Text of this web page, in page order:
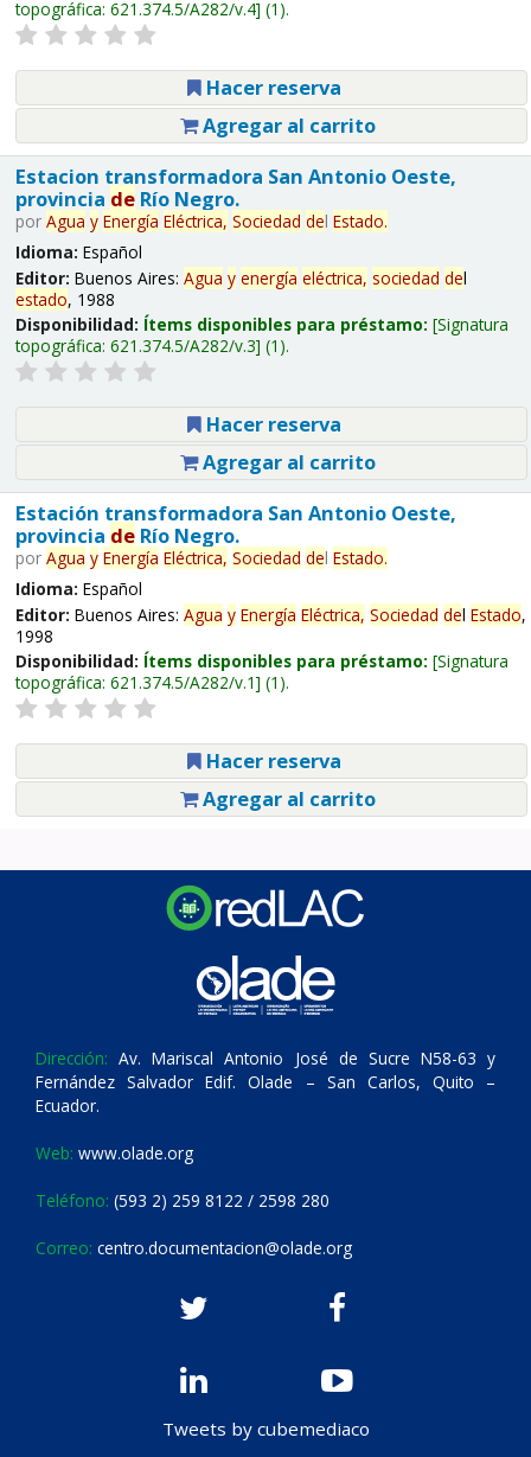
topográfica: 621.374.5/A282/v.4 (1).
Hacer reserva
Agregar al carrito
Estacion transformadora San Antonio Oeste,
provincia deRío Negro.
por Agua y Energía Eléctrica, Sociedad del Estado.
Idioma: Español
Editor: Buenos Aires: Agua y energía eléctrica, sociedad del
estado, 1988
Disponibilidad: Ítems disponibles para préstamo: Signatura
topográfica: 621.374.5/A282/v.3 (1).
Hacer reserva
Agregar al carrito
Estación transformadora San Antonio Oeste,
provincia deRío Negro.
por Agua y Energía Eléctrica, Sociedad del Estado.
Idioma: Español
Editor: Buenos Aires: Agua y Energía Eléctrica, Sociedad del Estado,
1998
Disponibilidad: Ítems disponibles para préstamo: Signatura
topográfica: 621.374.5/A282/v.1 (1).
Hacer reserva
Agregar al carrito
Dirección: Av. Mariscal Antonio José de Sucre N58-63 y
Fernández Salvador Edif. Olade – San Carlos, Quito –
Ecuador.
Web: www.olade.org
Teléfono: (593 2) 259 8122 / 2598 280
Correo: centro.documentacion@olade.org
Tweets by cubemediaco